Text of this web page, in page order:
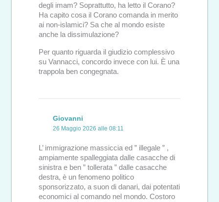
degli imam? Soprattutto, ha letto il Corano?
Ha capito cosa il Corano comanda in merito
ai non-islamici? Sa che al mondo esiste
anche la dissimulazione?
Per quanto riguarda il giudizio complessivo
su Vannacci, concordo invece con lui. È una
trappola ben congegnata.
Giovanni
26 Maggio 2026 alle 08:11
L’ immigrazione massiccia ed ” illegale ” ,
ampiamente spalleggiata dalle casacche di
sinistra e ben ” tollerata ” dalle casacche
destra, è un fenomeno politico
sponsorizzato, a suon di danari, dai potentati
economici al comando nel mondo. Costoro